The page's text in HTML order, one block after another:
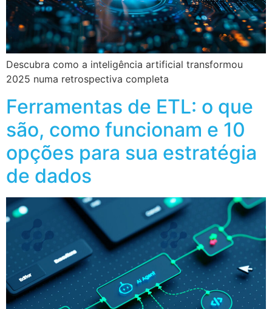
Descubra como a inteligência artificial transformou
2025 numa retrospectiva completa
Ferramentas de ETL: o que
são, como funcionam e 10
opções para sua estratégia
de dados